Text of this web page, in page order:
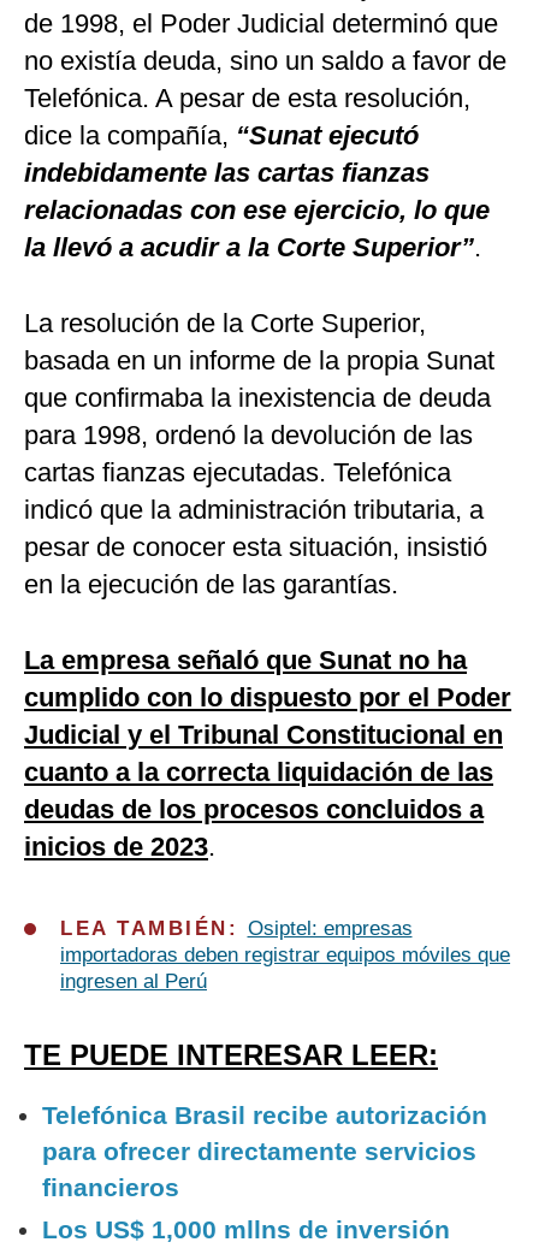
de 1998, el Poder Judicial determinó que
no existía deuda, sino un saldo a favor de
Telefónica. A pesar de esta resolución,
dice la compañía, “Sunat ejecutó
indebidamente las cartas fianzas
relacionadas con ese ejercicio, lo que
la llevó a acudir a la Corte Superior”.
La resolución de la Corte Superior,
basada en un informe de la propia Sunat
que confirmaba la inexistencia de deuda
para 1998, ordenó la devolución de las
cartas fianzas ejecutadas. Telefónica
indicó que la administración tributaria, a
pesar de conocer esta situación, insistió
en la ejecución de las garantías.
La empresa señaló que Sunat no ha
cumplido con lo dispuesto por el Poder
Judicial y el Tribunal Constitucional en
cuanto a la correcta liquidación de las
deudas de los procesos concluidos a
inicios de 2023.
LEA TAMBIÉN: Osiptel: empresas
importadoras deben registrar equipos móviles que
ingresen al Perú
TE PUEDE INTERESAR LEER:
Telefónica Brasil recibe autorización
para ofrecer directamente servicios
financieros
Los US$ 1,000 mllns de inversión